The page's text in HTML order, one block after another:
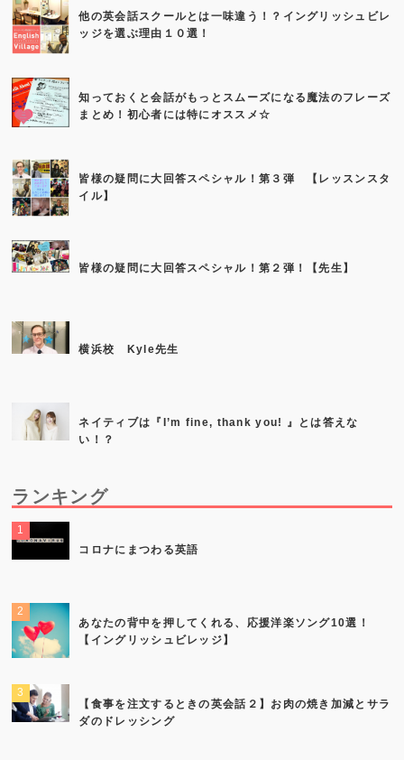
他の英会話スクールとは一味違う！？イングリッシュビレ
ッジを選ぶ理由１０選！
知っておくと会話がもっとスムーズになる魔法のフレーズ
まとめ！初心者には特にオススメ☆
皆様の疑問に大回答スペシャル！第３弾 【レッスンスタ
イル】
皆様の疑問に大回答スペシャル！第２弾！【先生】
横浜校 Kyle先生
ネイティブは『I’m fine, thank you! 』とは答えな
い！？
ランキング
コロナにまつわる英語
あなたの背中を押してくれる、応援洋楽ソング10選！
【イングリッシュビレッジ】
【食事を注文するときの英会話２】お肉の焼き加減とサラ
ダのドレッシング